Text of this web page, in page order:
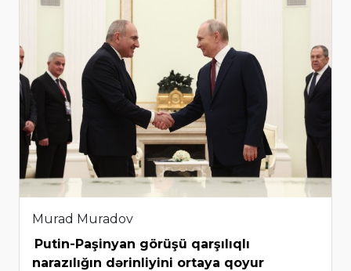
Murad Muradov
Putin-Paşinyan görüşü qarşılıqlı
narazılığın dərinliyini ortaya qoyur